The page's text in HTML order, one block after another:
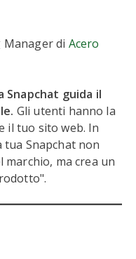
di Acero
guida il
Gli utenti hanno la
il tuo sito web. In
Snapchat non
marchio, ma crea un